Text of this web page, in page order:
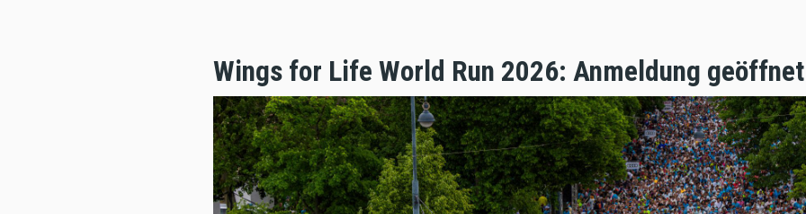
Wings for Life World Run 2026: Anmeldung